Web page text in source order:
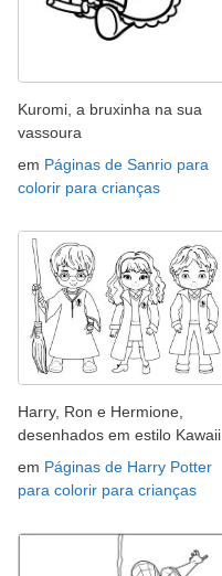
Kuromi, a bruxinha na sua
vassoura
em Páginas de Sanrio para
colorir para crianças
Harry, Ron e Hermione,
desenhados em estilo Kawaii
em Páginas de Harry Potter
para colorir para crianças